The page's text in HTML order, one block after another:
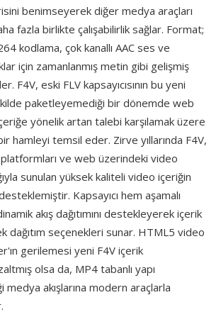
benimseyerek diğer medya araçları
fazla birlikte çalışabilirlik sağlar. Format;
kodlama, çok kanallı AAC ses ve
için zamanlanmış metin gibi gelişmiş
F4V, eski FLV kapsayıcısının bu yeni
paketleyemediği bir dönemde web
yönelik artan talebi karşılamak üzere
hamleyi temsil eder. Zirve yıllarında F4V,
platformları ve web üzerindeki video
sunulan yüksek kaliteli video içeriğin
Kapsayıcı hem aşamalı
akış dağıtımını destekleyerek içerik
dağıtım seçenekleri sunar. HTML5 video
gerilemesi yeni F4V içerik
olsa da, MP4 tabanlı yapı
akışlarına modern araçlarla